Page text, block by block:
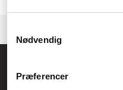
Nødvendig
Præferencer
CVR.: 26208637